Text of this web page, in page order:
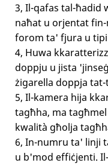
3, Il-qafas tal-ħadid
naħat u orjentat
forom ta' fjura u
4, Huwa
doppju u jista
żigarella doppja tat-
5, Il-kamera hija
tagħha, ma
kwalità għolja
6, In-numru ta' linji
u b'mod effiċjenti.